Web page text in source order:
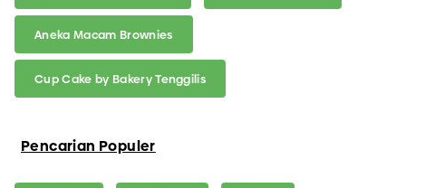
Aneka Macam Brownies
Cup Cake by Bakery Tenggilis
Pencarian Populer